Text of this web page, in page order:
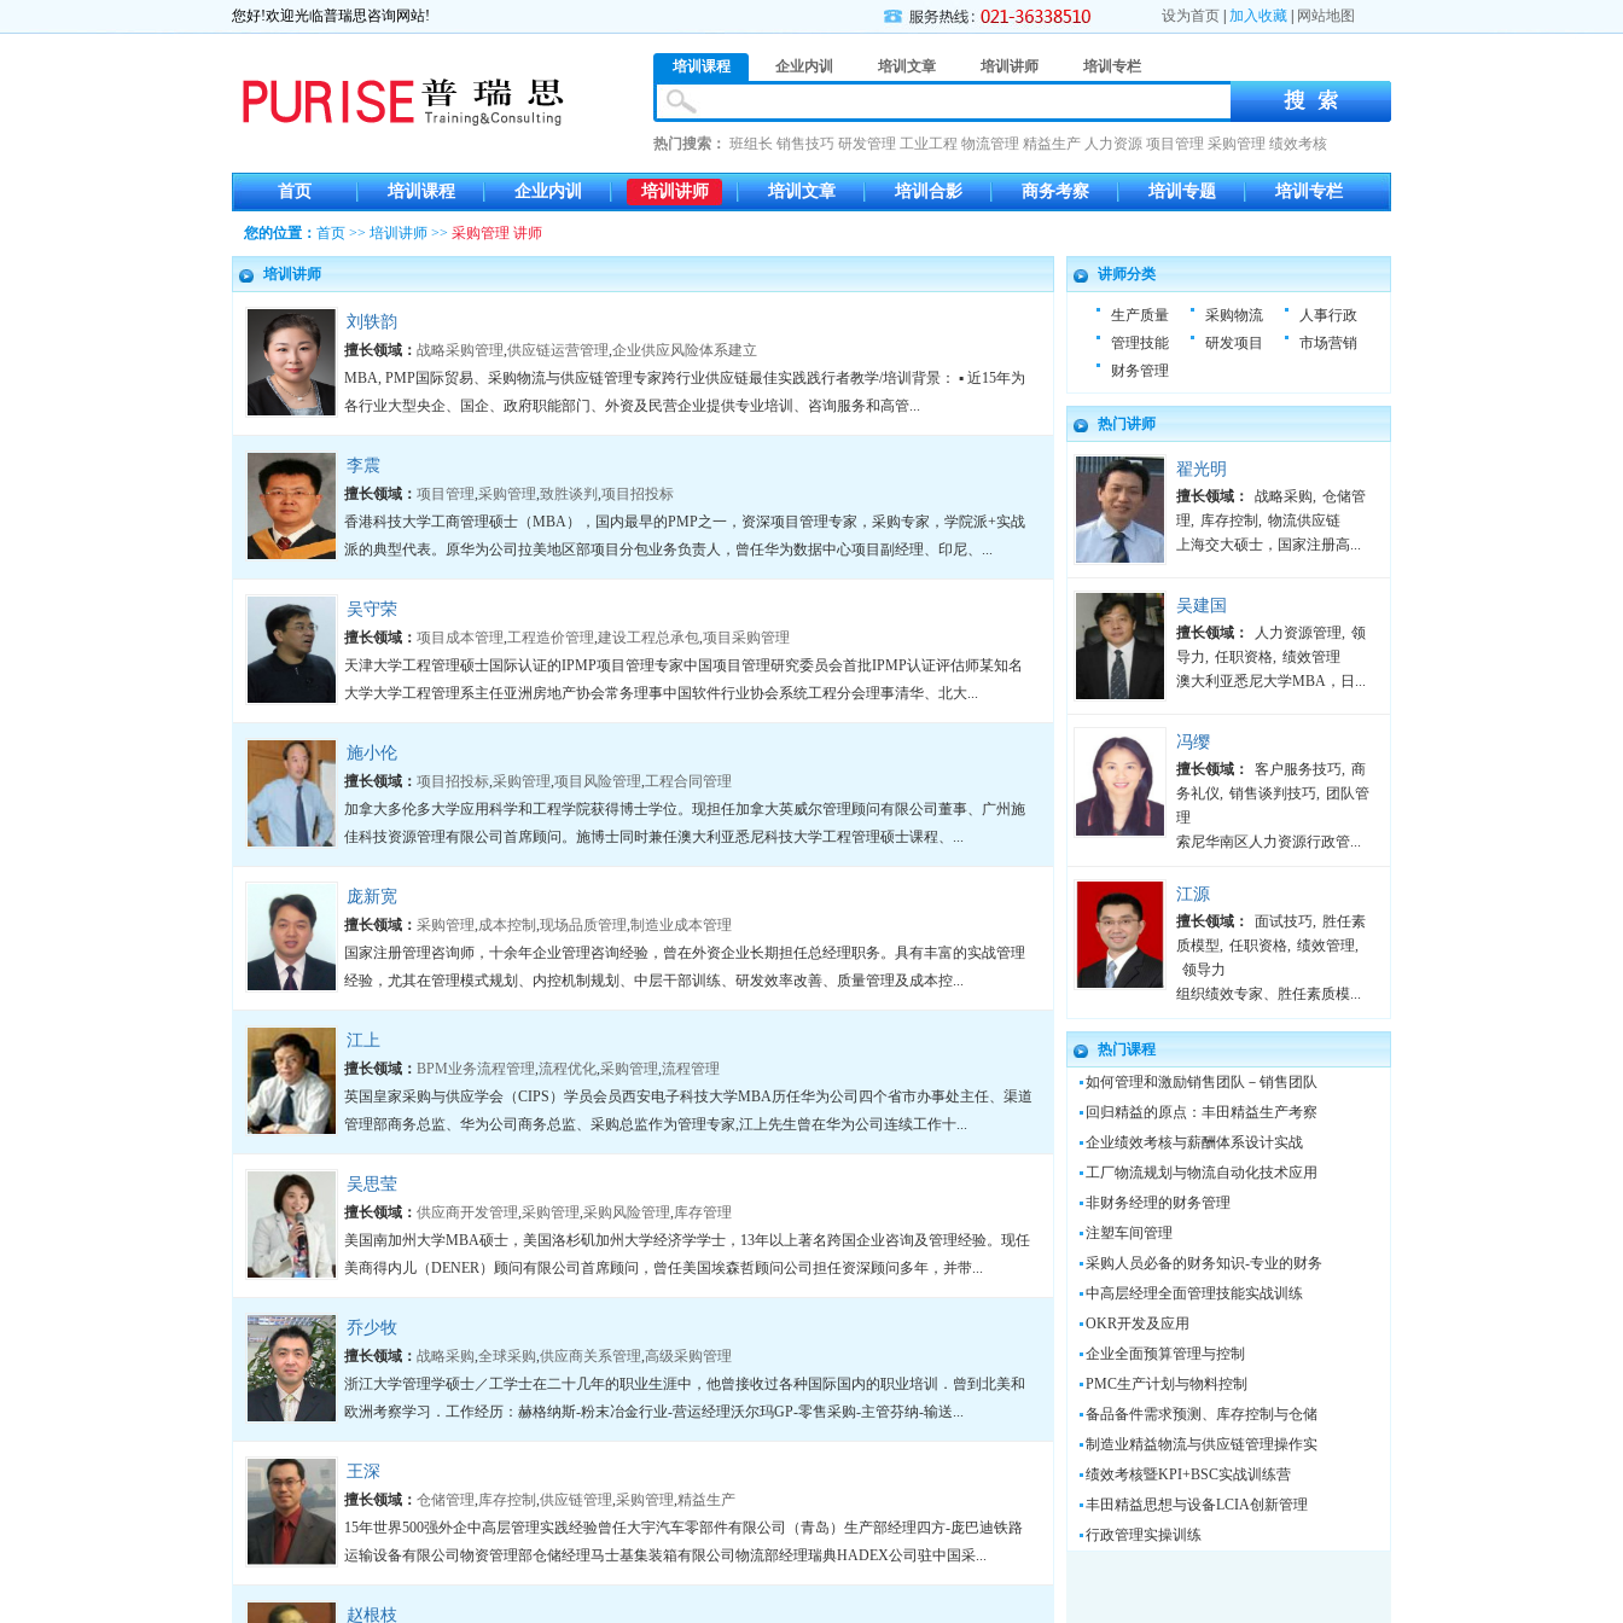
您好!欢迎光临普瑞思咨询网站! 设为首页 加入收藏 网站地图
培训课程 企业内训 培训文章 培训讲师 培训专栏
热门搜索： 班组长 销售技巧 研发管理 工业工程 物流管理 精益生产 人力资源 项目管理 采购管理 绩效考核
首页 培训课程 企业内训 培训讲师 培训文章 培训合影 商务考察 培训专题 培训专栏
您的位置： 首页 >> 培训讲师 >> 采购管理 讲师
培训讲师
刘轶韵
擅长领域： 战略采购管理,供应链运营管理,企业供应风险体系建立
MBA, PMP国际贸易、采购物流与供应链管理专家跨行业供应链最佳实践践行者教学/培训背景： ▪ 近15年为
各行业大型央企、国企、政府职能部门、外资及民营企业提供专业培训、咨询服务和高管...
李震
擅长领域： 项目管理,采购管理,致胜谈判 ,项目招投标
香港科技大学工商管理硕士（MBA），国内最早的PMP之一，资深项目管理专家，采购专家，学院派+实战
派的典型代表。原华为公司拉美地区部项目分包业务负责人，曾任华为数据中心项目副经理、印尼、...
吴守荣
擅长领域： 项目成本管理,工程造价管理,建设工程总承包,项目采购管理
天津大学工程管理硕士国际认证的IPMP项目管理专家中国项目管理研究委员会首批IPMP认证评估师某知名
大学大学工程管理系主任亚洲房地产协会常务理事中国软件行业协会系统工程分会理事清华、北大...
施小伦
擅长领域： 项目招投标,采购管理,项目风险管理,工程合同管理
加拿大多伦多大学应用科学和工程学院获得博士学位。现担任加拿大英威尔管理顾问有限公司董事、广州施
佳科技资源管理有限公司首席顾问。施博士同时兼任澳大利亚悉尼科技大学工程管理硕士课程、...
庞新宽
擅长领域： 采购管理,成本控制 ,现场品质管理,制造业成本管理
国家注册管理咨询师，十余年企业管理咨询经验，曾在外资企业长期担任总经理职务。具有丰富的实战管理
经验，尤其在管理模式规划、内控机制规划、中层干部训练、研发效率改善、质量管理及成本控...
江上
擅长领域： BPM业务流程管理,流程优化,采购管理,流程管理
英国皇家采购与供应学会（CIPS）学员会员西安电子科技大学MBA历任华为公司四个省市办事处主任、渠道
管理部商务总监、华为公司商务总监、采购总监作为管理专家,江上先生曾在华为公司连续工作十...
吴思莹
擅长领域： 供应商开发管理,采购管理,采购风险管理,库存管理
美国南加州大学MBA硕士，美国洛杉矶加州大学经济学学士，13年以上著名跨国企业咨询及管理经验。现任
美商得内儿（DENER）顾问有限公司首席顾问，曾任美国埃森哲顾问公司担任资深顾问多年，并带...
乔少牧
擅长领域： 战略采购,全球采购,供应商关系管理,高级采购管理
浙江大学管理学硕士／工学士在二十几年的职业生涯中，他曾接收过各种国际国内的职业培训．曾到北美和
欧洲考察学习．工作经历：赫格纳斯-粉末冶金行业-营运经理沃尔玛GP-零售采购-主管芬纳-输送...
王深
擅长领域： 仓储管理,库存控制 ,供应链管理,采购管理,精益生产
15年世界500强外企中高层管理实践经验曾任大宇汽车零部件有限公司（青岛）生产部经理四方-庞巴迪铁路
运输设备有限公司物资管理部仓储经理马士基集装箱有限公司物流部经理瑞典HADEX公司驻中国采...
赵根枝
讲师分类
生产质量 采购物流
人事行政
管理技能
研发项目
市场营销
财务管理
热门讲师
翟光明
擅长领域： 战略采购, 仓储管
理, 库存控制 , 物流供应链
上海交大硕士，国家注册高...
吴建国
擅长领域： 人力资源管理, 领
导力, 任职资格, 绩效管理
澳大利亚悉尼大学MBA，日...
冯缨
擅长领域： 客户服务技巧, 商
务礼仪, 销售谈判技巧, 团队管
理
索尼华南区人力资源行政管...
江源
擅长领域： 面试技巧, 胜任素
质模型, 任职资格, 绩效管理,
领导力
组织绩效专家、胜任素质模...
热门课程
如何管理和激励销售团队－销售团队
回归精益的原点：丰田精益生产考察
企业绩效考核与薪酬体系设计实战
工厂物流规划与物流自动化技术应用
非财务经理的财务管理
注塑车间管理
采购人员必备的财务知识-专业的财务
中高层经理全面管理技能实战训练
OKR开发及应用
企业全面预算管理与控制
PMC生产计划与物料控制
备品备件需求预测、库存控制与仓储
制造业精益物流与供应链管理操作实
绩效考核暨KPI+BSC实战训练营
丰田精益思想与设备LCIA创新管理
行政管理实操训练